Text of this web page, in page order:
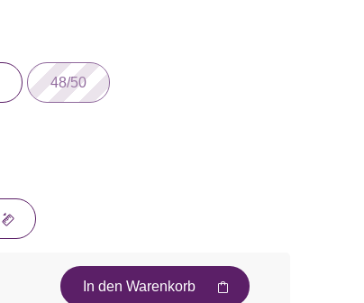
48/50
In den Warenkorb